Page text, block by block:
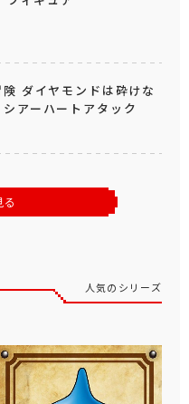
険 ダイヤモンドは砕けな
アーハートアタック
人気のシリーズ